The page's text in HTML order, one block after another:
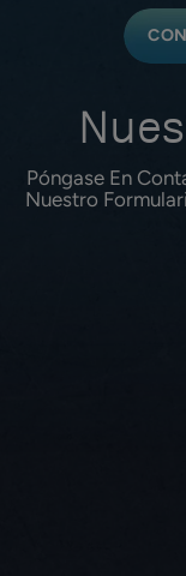
Póngase En
Nuestro